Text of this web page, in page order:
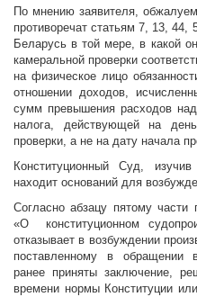
По мнению заявителя,
противоречат статьям 7, 13, 44,
Беларусь в той мере, в какой
камеральной проверки
на физическое лицо
отношении доходов,
сумм превышения расходов
налога, действующей на
проверки, а не на дату начала
Конституционный Суд,
находит оснований для
Согласно абзацу пятому части
«О конституционном
отказывает в возбуждении
поставленному в обращении
ранее приняты заключение,
времени нормы Конституции